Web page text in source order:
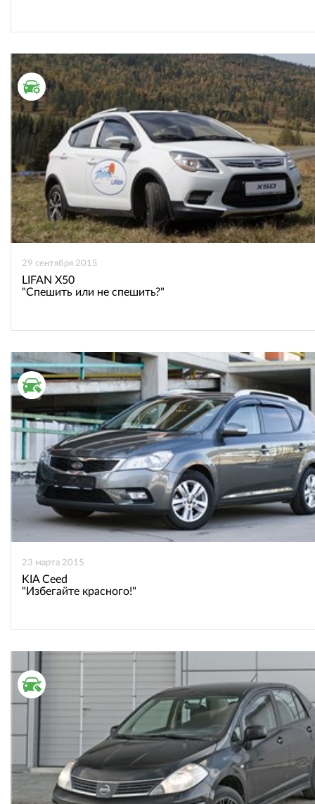
ТЕСТ ДРАЙВ
29 сентября 2015
LIFAN X50
"Спешить или не спешить?"
ВТОРИЧНЫЙ РЫНОК
23 марта 2015
KIA Ceed
"Избегайте красного!"